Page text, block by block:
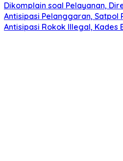
Dikomplain soal Pelayanan,
Antisipasi Pelanggaran, Satpol
Antisipasi Rokok Illegal,